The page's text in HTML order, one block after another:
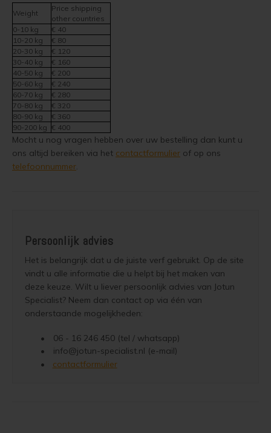
Houten vloer schuren
Tegels coaten en/of schilderen
Jotun Oxan Olie als basis voor de vloer
Vloerverf voor binnen
Muurverf en Kleuren
Muur verven zonder strepen
Weight
Price shipping
other countries
0-10 kg
€ 40
10-20 kg
€ 80
20-30 kg
€ 120
30-40 kg
€ 160
40-50 kg
€ 200
50-60 kg
€ 240
60-70 kg
€ 280
70-80 kg
€ 320
80-90 kg
€ 360
90-200 kg € 400
Mocht u nog vragen hebben over uw bestelling dan kunt u
ons altijd bereiken via het contactformulier of op ons
telefoonnummer.
Persoonlijk advies
contactformulier